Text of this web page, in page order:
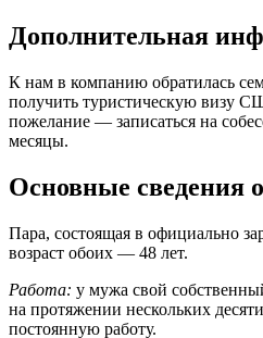
Дополнительная
К нам в компанию обратилась
получить туристическую визу
пожелание — записаться на
месяцы.
Основные сведения
Пара, состоящая в официально
возраст обоих — 48 лет.
Работа: у мужа свой
на протяжении нескольких
постоянную работу.